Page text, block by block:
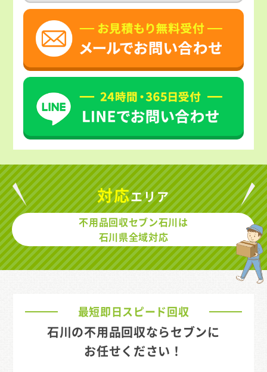
対応エリア
不用品回収セブン石川は
石川県全域対応
最短即日スピード回収
石川の不用品回収ならセブンに
お任せください！